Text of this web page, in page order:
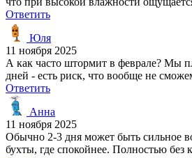
Ответить
Юля
11 ноября 2025
А как часто штормит в феврале? Мы
дней - есть риск, что вообще не
Ответить
Анна
11 ноября 2025
Обычно 2-3 дня может быть сильное
бухты, где спокойнее. Полностью без